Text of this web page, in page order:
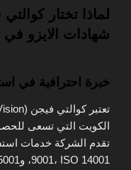
لماذا تختار
شهادات الايزو في
خبرة احترافية في
الكويت التي تسعى